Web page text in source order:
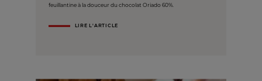
feuillantine à la douceur du chocolat Oriado 60%.
LIRE L'ARTICLE